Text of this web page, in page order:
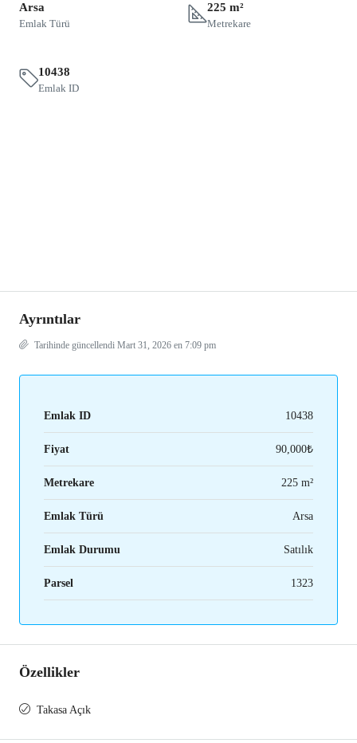
Arsa
Emlak Türü
225 m²
Metrekare
10438
Emlak ID
Ayrıntılar
Tarihinde güncellendi Mart 31, 2026 en 7:09 pm
Emlak ID 10438
Fiyat 90,000₺
Metrekare 225 m²
Emlak Türü Arsa
Emlak Durumu Satılık
Parsel 1323
Özellikler
Takasa Açık